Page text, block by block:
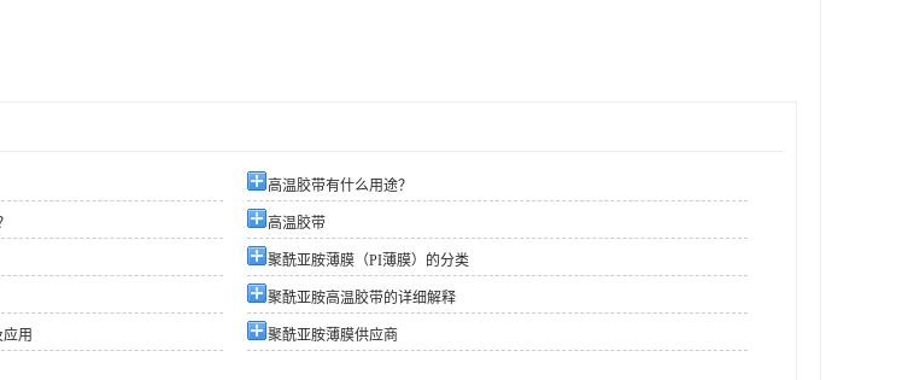
高温胶带有什么用途？
高温胶带
聚酰亚胺薄膜（PI薄膜）的分类
聚酰亚胺高温胶带的详细解释
用 聚酰亚胺薄膜供应商